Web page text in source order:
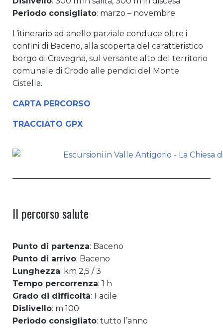
Periodo consigliato: marzo – novembre
L’itinerario ad anello parziale conduce oltre i
confini di Baceno, alla scoperta del caratteristico
borgo di Cravegna, sul versante alto del territorio
comunale di Crodo alle pendici del Monte
Cistella.
CARTA PERCORSO
TRACCIATO GPX
Il percorso salute
Punto di partenza: Baceno
Punto di arrivo: Baceno
Lunghezza: km 2,5 / 3
Tempo percorrenza: 1 h
Grado di difficoltà: Facile
Dislivello: m 100
Periodo consigliato: tutto l’anno